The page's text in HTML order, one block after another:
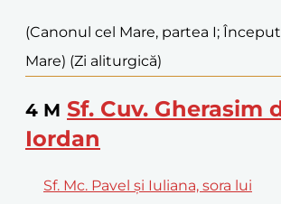
(Canonul cel Mare, partea I;
Mare) (Zi aliturgică)
4 M Sf. Cuv. Gherasim
Iordan
Sf. Mc. Pavel şi Iuliana, sora lui